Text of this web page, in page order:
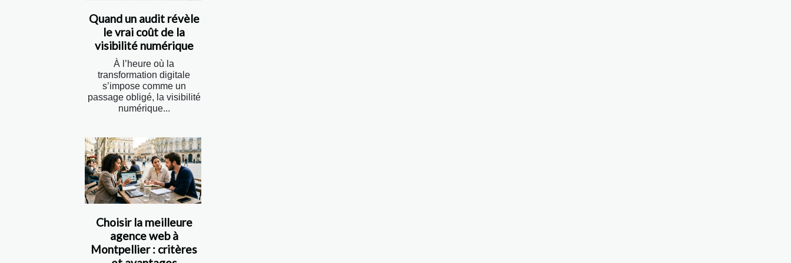
Quand un audit révèle
le vrai coût de la
visibilité numérique
À l’heure où la
transformation digitale
s’impose comme un
passage obligé, la visibilité
numérique...
Choisir la meilleure
agence web à
Montpellier : critères